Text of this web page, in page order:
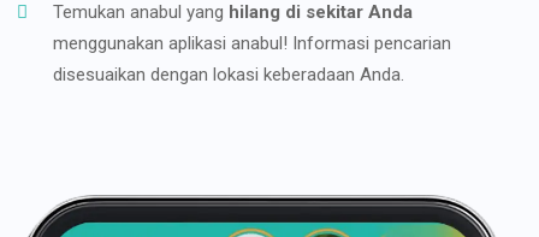
Temukan anabul yang hilang di sekitar Anda
menggunakan aplikasi anabul! Informasi pencarian
disesuaikan dengan lokasi keberadaan Anda.